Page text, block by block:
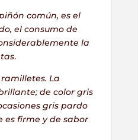
común, es el
el consumo de
la
.
La
de color gris
gris pardo
es firme y de sabor